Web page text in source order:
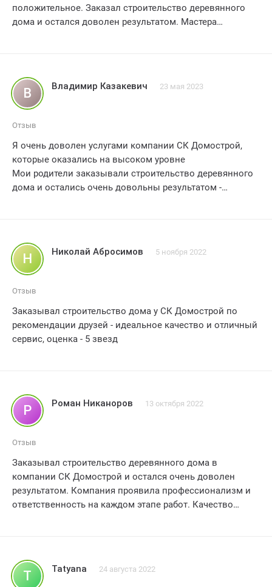
положительное. Заказал строительство деревянного
дома и остался доволен результатом. Мастера
договоренностей. Несмотря на свою смелость, я бы
оценил услуги компании СК Домострой на 4 балла из 5.
Без сомнений, рекомендую их услуги всем, кто ценит
В Владимир Казакевич 23 мая 2023
Отзыв
Я очень доволен услугами компании СК Домострой,
которые оказались на высоком уровне
Мои родители заказывали строительство деревянного
дома и остались очень довольны результатом -
Н Николай Абросимов 5 ноября 2022
Отзыв
Заказывал строительство дома у СК Домострой по
рекомендации друзей - идеальное качество и отличный
сервис, оценка - 5 звезд
Р Роман Никаноров 13 октября 2022
Отзыв
Заказывал строительство деревянного дома в
компании СК Домострой и остался очень доволен
результатом. Компания проявила профессионализм и
ответственность на каждом этапе работ. Качество
СК Домострой всем, кто хочет получить качественный
и надежный деревянный дом. Спасибо за вашу работу!
T Tatyana 24 августа 2022